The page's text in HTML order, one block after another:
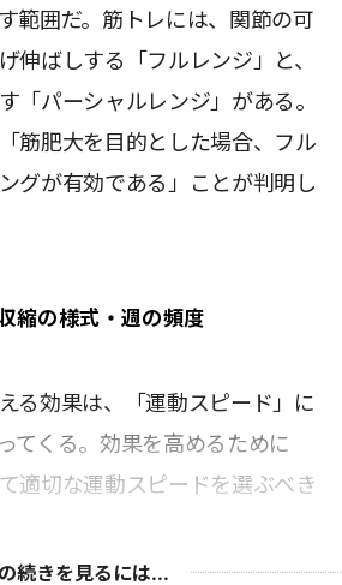
範囲だ。筋トレには、関節の可
伸ばしする「フルレンジ」と、
「パーシャルレンジ」がある。
筋肥大を目的とした場合、フル
グが有効である」ことが判明し
縮の様式・週の頻度
る効果は、「運動スピード」に
てくる。効果を高めるために
適切な運動スピードを選ぶべき
続きを見るには...